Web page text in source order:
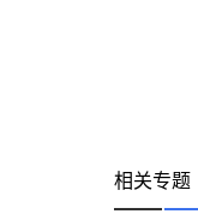
相关专题